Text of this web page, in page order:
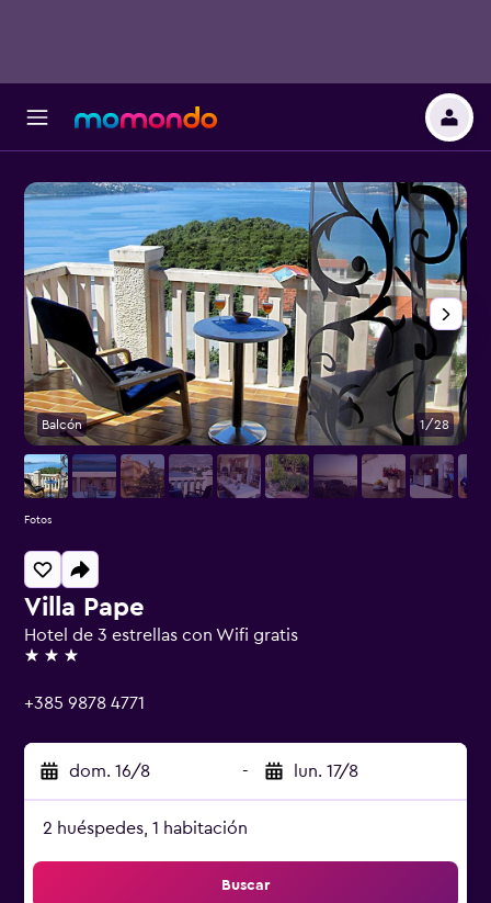
Villa Pape
Hotel de 3 estrellas con Wifi gratis
3 estrellas
+385 9878 4771
dom. 16/8 - lun. 17/8
2 huéspedes, 1 habitación
Buscar
Balcón 1/28
Fotos